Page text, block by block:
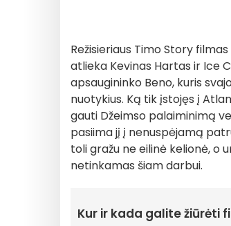
Režisieriaus Timo Story filmas
atlieka Kevinas Hartas ir Ice
apsaugininko Beno, kuris
nuotykius. Ką tik įstojęs į
gauti Džeimso palaiminimą
pasiima jį į nenuspėjamą
toli gražu ne eilinė kelionė, o
netinkamas šiam darbui.
Kur ir kada galite žiūrėti